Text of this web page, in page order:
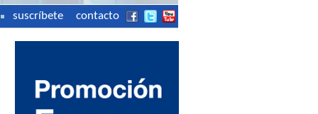
suscríbete contacto